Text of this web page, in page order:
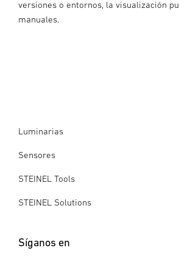
versiones o entornos, la visualización
manuales.
Luminarias
Sensores
STEINEL Tools
STEINEL Solutions
Síganos en